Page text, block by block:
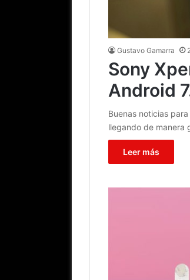
Gustavo Gamarra
Sony
Android
Buenas noticias
llegando de manera
Leer más